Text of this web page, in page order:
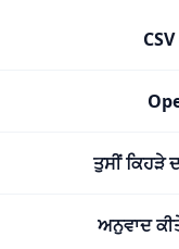
ਤੁਸੀਂ ਕਿਹੜੇ
ਅਨੁਵਾਦ